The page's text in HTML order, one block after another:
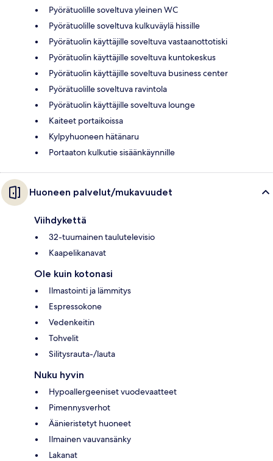
Pyörätuolille soveltuva yleinen WC
Pyörätuolille soveltuva kulkuväylä hissille
Pyörätuolin käyttäjille soveltuva vastaanottotiski
Pyörätuolin käyttäjille soveltuva kuntokeskus
Pyörätuolin käyttäjille soveltuva business center
Pyörätuolille soveltuva ravintola
Pyörätuolin käyttäjille soveltuva lounge
Kaiteet portaikoissa
Kylpyhuoneen hätänaru
Portaaton kulkutie sisäänkäynnille
Huoneen palvelut/mukavuudet
Viihdykettä
32-tuumainen taulutelevisio
Kaapelikanavat
Ole kuin kotonasi
Ilmastointi ja lämmitys
Espressokone
Vedenkeitin
Tohvelit
Silitysrauta-/lauta
Nuku hyvin
Hypoallergeeniset vuodevaatteet
Pimennysverhot
Äänieristetyt huoneet
Ilmainen vauvansänky
Lakanat